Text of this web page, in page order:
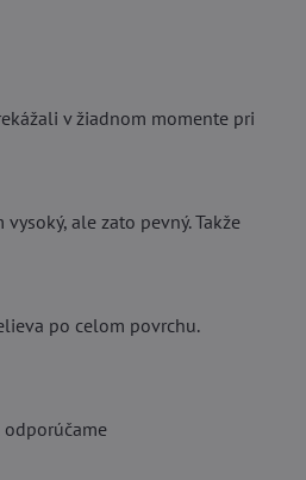
v žiadnom momente pri
ale zato pevný. Takže
po celom povrchu.